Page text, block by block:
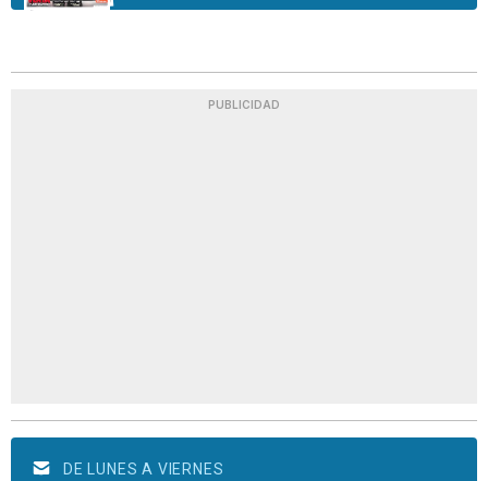
PUBLICIDAD
DE LUNES A VIERNES